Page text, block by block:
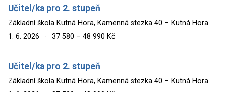
Učitel/ka pro 2. stupeň
Základní škola Kutná Hora, Kamenná stezka 40 – Kutná Hora
1. 6. 2026
· 37 580 – 48 990 Kč
Učitel/ka pro 2. stupeň
Základní škola Kutná Hora, Kamenná stezka 40 – Kutná Hora